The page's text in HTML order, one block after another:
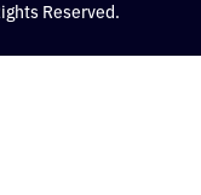
Reserved.